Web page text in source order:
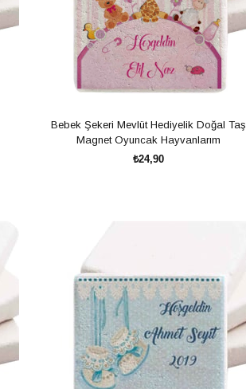
Bebek Şekeri Mevlüt Hediyelik Doğal Taş
Magnet Oyuncak Hayvanlarım
₺24,90